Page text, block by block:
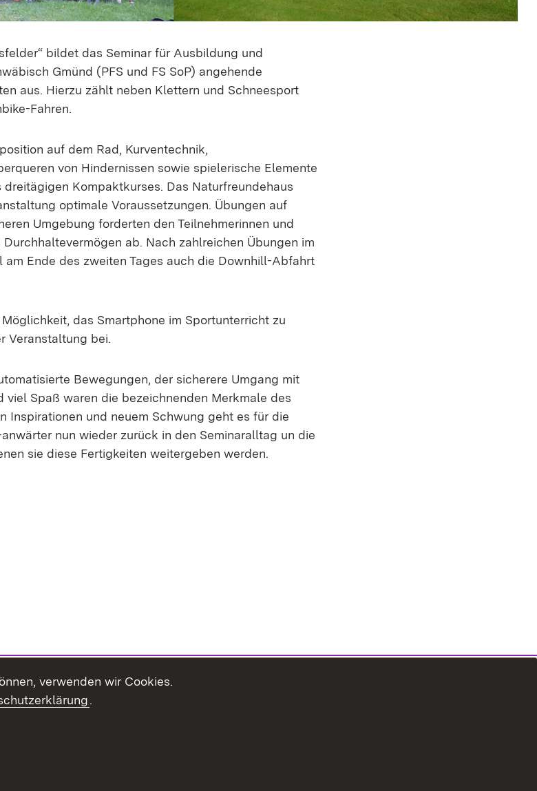
bildet das Seminar für Ausbildung und
Gmünd (PFS und FS SoP) angehende
aus. Hierzu zählt neben Klettern und Schneesport
Fahren.
auf dem Rad, Kurventechnik,
von Hindernissen sowie spielerische Elemente
Kompaktkurses. Das Naturfreundehaus
optimale Voraussetzungen. Übungen auf
Umgebung forderten den Teilnehmerinnen und
ab. Nach zahlreichen Übungen im
am Ende des zweiten Tages auch die Downhill-Abfahrt
das Smartphone im Sportunterricht zu
Veranstaltung bei.
Bewegungen, der sicherere Umgang mit
viel Spaß waren die bezeichnenden Merkmale des
Inspirationen und neuem Schwung geht es für die
nun wieder zurück in den Seminaralltag un die
sie diese Fertigkeiten weitergeben werden.
verwenden wir Cookies.
.